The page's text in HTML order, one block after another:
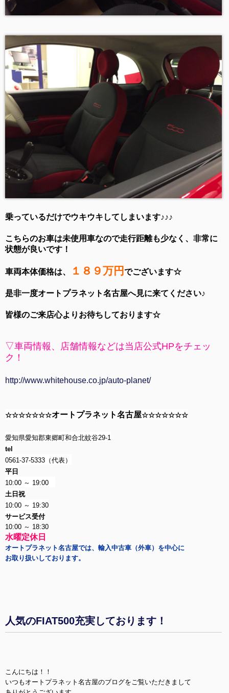
乗っているだけでウキウキしてしまいます♪♪♪
こちらのお車は未使用車なので走行距離も少なく、非常に
状態が良いです！
車両本体価格は、 １８９万円 でございます☆
是非一度オートプラネット名古屋へ見に来てください♪
皆様のご来店心よりお待ちしております☆
▽車両情報、店舗情報などは当店公式HPをチェッ
ク！
http://www.whitehouse.co.jp/auto-planet/
☆☆☆☆☆☆☆オートプラネット名古屋☆☆☆☆☆☆☆
愛知県愛知郡東郷町和合北蚊谷29-1
tel
0561-37-5333（代表）
平日
10:00 ～ 19:00
土日祝
10:00 ～ 19:30
サービス受付
10:00 ～ 18:30
水曜定休日
オートプラネット名古屋では、輸入中古車（外車）を中心に
お取り扱いしております。
人気のFIAT500充実しております！
こんにちは！！
いつもオートプラネット名古屋のブログをご覧いただきまして